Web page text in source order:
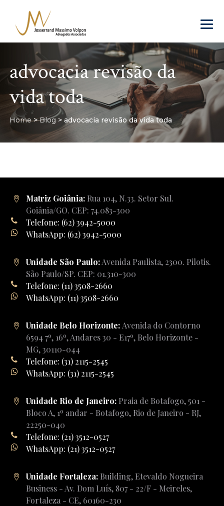
advocacia revisão da
vida toda
Home >Blog >advocacia revisão da vida toda
Matriz Goiânia:Rua 104, N.33. Setor Sul.
Goiânia/GO. CEP: 74.083-300
Telefone: (62) 3942-5000
WhatsApp: (62) 3942-5000
Unidade São Paulo:Avenida Paulista, 2300. Pilotis.
São Paulo/SP. CEP: 01.310-300
Telefone: (11) 3508-2660
WhatsApp: (11) 3508-2660
Unidade Belo Horizonte: Avenida do Contorno
6594 7º, 16º, Andares 30 - E17º, Belo Horizonte -
MG, 30110-044
Telefone: (31) 2115-2545
WhatsApp: (31) 2115-2545
Unidade Rio de Janeiro: Praia de Botafogo, 501 -
Bloco A, 1º andar - Botafogo, Rio de Janeiro - RJ,
22250-040
Telefone: (21) 3512-0527
WhatsApp: (21) 3512-0527
Unidade Fortaleza: Building, Etevaldo Nogueira
Business - Av. Dom Luís, 807 - 22/F - Meireles,
Fortaleza - CE, 60160-230